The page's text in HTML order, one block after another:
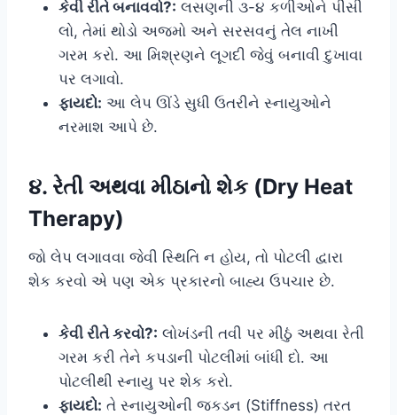
કેવી રીતે બનાવવો?: લસણની ૩-૪ કળીઓને પીસી
લો, તેમાં થોડો અજમો અને સરસવનું તેલ નાખી
ગરમ કરો. આ મિશ્રણને લૂગદી જેવું બનાવી દુખાવા
પર લગાવો.
ફાયદો: આ લેપ ઊંડે સુધી ઉતરીને સ્નાયુઓને
નરમાશ આપે છે.
૪. રેતી અથવા મીઠાનો શેક (Dry Heat
Therapy)
જો લેપ લગાવવા જેવી સ્થિતિ ન હોય, તો પોટલી દ્વારા
શેક કરવો એ પણ એક પ્રકારનો બાહ્ય ઉપચાર છે.
કેવી રીતે કરવો?: લોખંડની તવી પર મીઠું અથવા રેતી
ગરમ કરી તેને કપડાની પોટલીમાં બાંધી દો. આ
પોટલીથી સ્નાયુ પર શેક કરો.
ફાયદો: તે સ્નાયુઓની જકડન (Stiffness) તરત